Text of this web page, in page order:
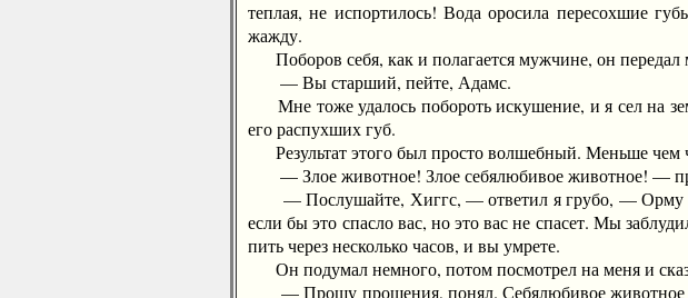
теплая, не испортилось! Вода оросила пересохшие
жажду.
Поборов себя, как и полагается мужчине, он передал
— Вы старший, пейте, Адамс.
Мне тоже удалось побороть искушение, и я сел на
его распухших губ.
Результат этого был просто волшебный. Меньше чем
— Злое животное! Злое себялюбивое животное! —
— Послушайте, Хиггс, — ответил я грубо, — Орму и
если бы это спасло вас, но это вас не спасет. Мы
пить через несколько часов, и вы умрете.
Он подумал немного, потом посмотрел на меня и
— Прошу прощения, понял. Себялюбивое животное —